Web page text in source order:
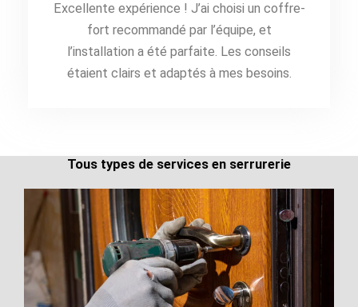
Excellente expérience ! J’ai choisi un coffre-
fort recommandé par l’équipe, et
l’installation a été parfaite. Les conseils
étaient clairs et adaptés à mes besoins.
Tous types de services en serrurerie